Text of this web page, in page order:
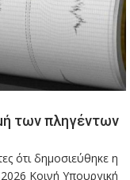
των πληγέντων
ότι δημοσιεύθηκε η
Κοινή Υπουργική